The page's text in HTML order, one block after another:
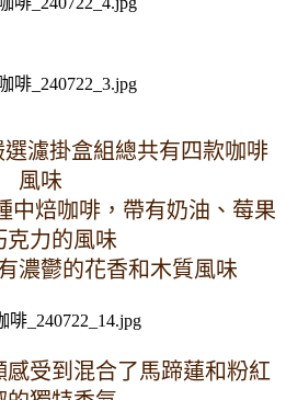
選濾掛盒組總共有四款咖啡
風味
中焙咖啡，帶有奶油、莓果
克力的風味
濃鬱的花香和木質風味
受到混合了馬蹄蓮和粉紅